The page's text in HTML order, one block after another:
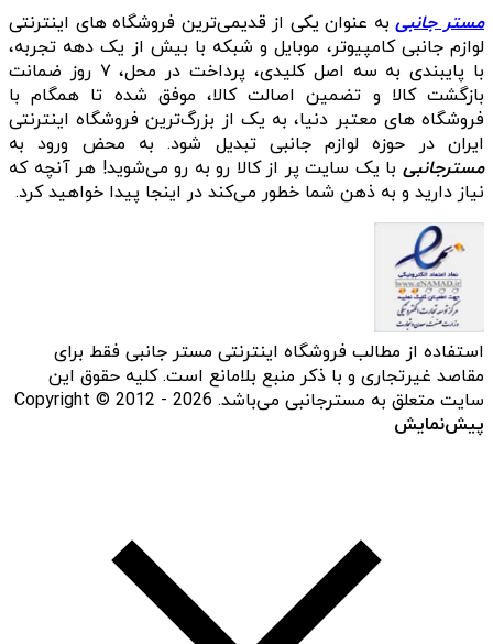
مستر جانبیبه عنوان یکی از قدیمی‌ترین فروشگاه های اینترنتی
لوازم جانبی کامپیوتر، موبایل و شبکه با بیش از یک دهه تجربه،
با پایبندی به سه اصل کلیدی، پرداخت در محل، ۷ روز ضمانت
بازگشت کالا و تضمین اصالت کالا، موفق شده تا همگام با
فروشگاه‌ های معتبر دنیا، به یک از بزرگ‌ترین فروشگاه اینترنتی
ایران در حوزه لوازم جانبی تبدیل شود. به محض ورود به
مسترجانبی با یک سایت پر از کالا رو به رو می‌شوید! هر آنچه که
نیاز دارید و به ذهن شما خطور می‌کند در اینجا پیدا خواهید کرد.
استفاده از مطالب فروشگاه اینترنتی مستر جانبی فقط برای
مقاصد غیرتجاری و با ذکر منبع بلامانع است. کلیه حقوق این
سایت متعلق به مسترجانبی می‌باشد. Copyright © 2012 - 2026
پیش‌نمایش